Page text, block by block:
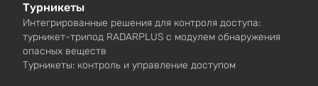
Турникеты
Интегрированные решения для контроля доступа:
турникет-трипод RADARPLUS с модулем обнаружения
опасных веществ
Турникеты: контроль и управление доступом